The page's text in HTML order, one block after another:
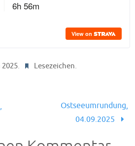
. Lesezeichen.
Ostseeumrundung,
04.09.2025